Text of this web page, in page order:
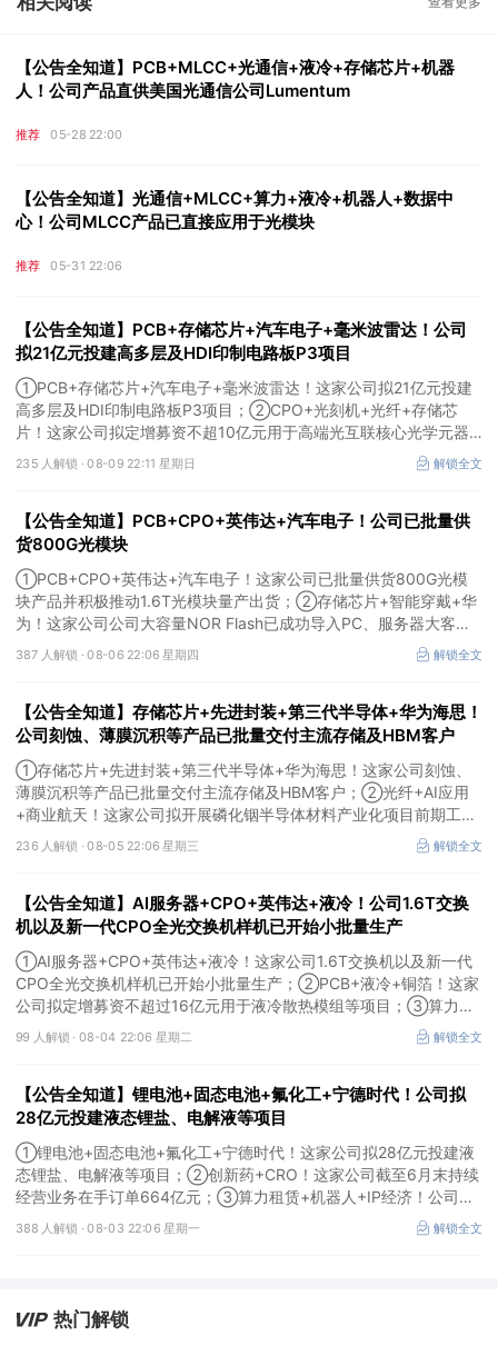
【公告全知道】PCB+MLCC+光通信+液冷+存储芯片+机器
人！公司产品直供美国光通信公司Lumentum
推荐 05-28 22:00
【公告全知道】光通信+MLCC+算力+液冷+机器人+数据中
心！公司MLCC产品已直接应用于光模块
推荐 05-31 22:06
【公告全知道】PCB+存储芯片+汽车电子+毫米波雷达！公司
拟21亿元投建高多层及HDI印制电路板P3项目
①PCB+存储芯片+汽车电子+毫米波雷达！这家公司拟21亿元投建
高多层及HDI印制电路板P3项目；②CPO+光刻机+光纤+存储芯
片！这家公司拟定增募资不超10亿元用于高端光互联核心光学元器
件项目等；③存储芯片+光刻胶+先进封装！公司已实现5N5纯度高
纯六氟化钨量产。
235 人解锁 ·08-09 22:11 星期日 解锁全文
【公告全知道】PCB+CPO+英伟达+汽车电子！公司已批量供
货800G光模块
①PCB+CPO+英伟达+汽车电子！这家公司已批量供货800G光模
块产品并积极推动1.6T光模块量产出货；②存储芯片+智能穿戴+华
为！这家公司公司大容量NOR Flash已成功导入PC、服务器大客
户；③边缘计算+智慧灯杆！公司拟跨界布局固态存储标的。
387 人解锁 ·08-06 22:06 星期四 解锁全文
【公告全知道】存储芯片+先进封装+第三代半导体+华为海思！
公司刻蚀、薄膜沉积等产品已批量交付主流存储及HBM客户
①存储芯片+先进封装+第三代半导体+华为海思！这家公司刻蚀、
薄膜沉积等产品已批量交付主流存储及HBM客户；②光纤+AI应用
+商业航天！这家公司拟开展磷化铟半导体材料产业化项目前期工
作；③MLCC+光模块+商业航天+军工！公司拟定增募资不超3亿元
用于MLCC相关项目。
236 人解锁 ·08-05 22:06 星期三 解锁全文
【公告全知道】AI服务器+CPO+英伟达+液冷！公司1.6T交换
机以及新一代CPO全光交换机样机已开始小批量生产
①AI服务器+CPO+英伟达+液冷！这家公司1.6T交换机以及新一代
CPO全光交换机样机已开始小批量生产；②PCB+液冷+铜箔！这家
公司拟定增募资不超过16亿元用于液冷散热模组等项目；③算力
+云计算+华为鲲鹏！公司签署超46亿元算力服务合同。
99 人解锁 · 08-04 22:06 星期二 解锁全文
【公告全知道】锂电池+固态电池+氟化工+宁德时代！公司拟
28亿元投建液态锂盐、电解液等项目
①锂电池+固态电池+氟化工+宁德时代！这家公司拟28亿元投建液
态锂盐、电解液等项目；②创新药+CRO！这家公司截至6月末持续
经营业务在手订单664亿元；③算力租赁+机器人+IP经济！公司签
署32亿元算力服务合同。
388 人解锁 ·08-03 22:06 星期一 解锁全文
热门解锁